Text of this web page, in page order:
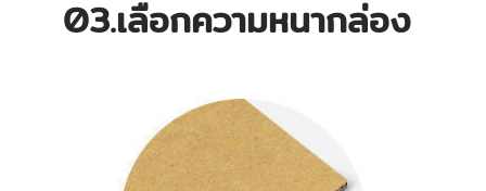
03.เลือกความหนากล่อง